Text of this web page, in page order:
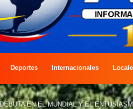
Deportes Internacionales
EN EL MUNDIAL Y EL